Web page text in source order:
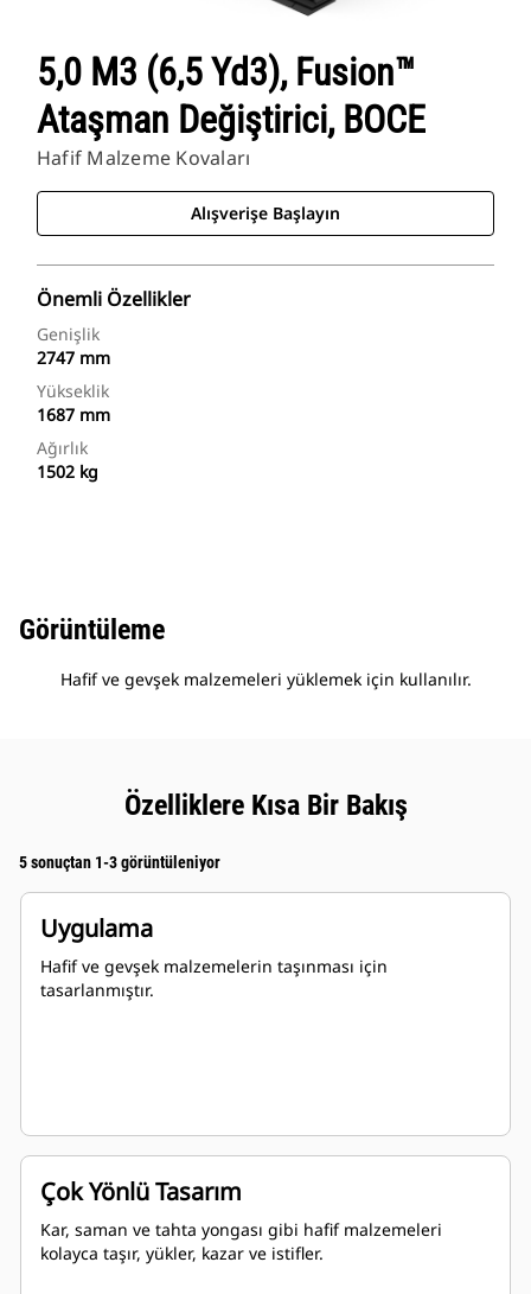
5,0 M3 (6,5 Yd3), Fusion™
Ataşman Değiştirici, BOCE
Hafif Malzeme Kovaları
Alışverişe Başlayın
Önemli Özellikler
Genişlik
2747 mm
Yükseklik
1687 mm
Ağırlık
1502 kg
Görüntüleme
Hafif ve gevşek malzemeleri yüklemek için kullanılır.
Özelliklere Kısa Bir Bakış
5 sonuçtan 1-3 görüntüleniyor
Uygulama
Hafif ve gevşek malzemelerin taşınması için
tasarlanmıştır.
Çok Yönlü Tasarım
Kar, saman ve tahta yongası gibi hafif malzemeleri
kolayca taşır, yükler, kazar ve istifler.